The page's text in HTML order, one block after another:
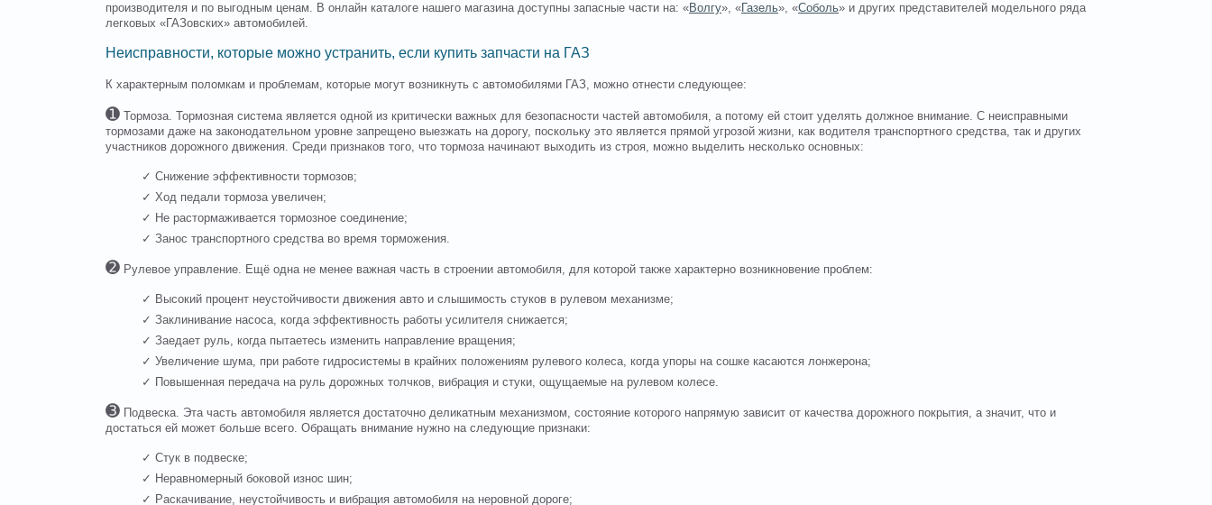
производителя и по выгодным ценам. В онлайн каталоге нашего магазина доступны запасные части на: «Волгу», «Газель», «Соболь» и других представителей модельного ряда
легковых «ГАЗовских» автомобилей.
Неисправности, которые можно устранить, если купить запчасти на ГАЗ
К характерным поломкам и проблемам, которые могут возникнуть с автомобилями ГАЗ, можно отнести следующее:
➊ Тормоза. Тормозная система является одной из критически важных для безопасности частей автомобиля, а потому ей стоит уделять должное внимание. С неисправными
тормозами даже на законодательном уровне запрещено выезжать на дорогу, поскольку это является прямой угрозой жизни, как водителя транспортного средства, так и других
участников дорожного движения. Среди признаков того, что тормоза начинают выходить из строя, можно выделить несколько основных:
✓ Снижение эффективности тормозов;
✓ Ход педали тормоза увеличен;
✓ Не растормаживается тормозное соединение;
✓ Занос транспортного средства во время торможения.
➋ Рулевое управление. Ещё одна не менее важная часть в строении автомобиля, для которой также характерно возникновение проблем:
✓ Высокий процент неустойчивости движения авто и слышимость стуков в рулевом механизме;
✓ Заклинивание насоса, когда эффективность работы усилителя снижается;
✓ Заедает руль, когда пытаетесь изменить направление вращения;
✓ Увеличение шума, при работе гидросистемы в крайних положениям рулевого колеса, когда упоры на сошке касаются лонжерона;
✓ Повышенная передача на руль дорожных толчков, вибрация и стуки, ощущаемые на рулевом колесе.
➌ Подвеска. Эта часть автомобиля является достаточно деликатным механизмом, состояние которого напрямую зависит от качества дорожного покрытия, а значит, что и
достаться ей может больше всего. Обращать внимание нужно на следующие признаки:
✓ Стук в подвеске;
✓ Неравномерный боковой износ шин;
✓ Раскачивание, неустойчивость и вибрация автомобиля на неровной дороге;